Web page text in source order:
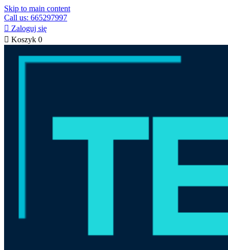
Skip to main content
Call us: 665297997
 Zaloguj się
 Koszyk 0